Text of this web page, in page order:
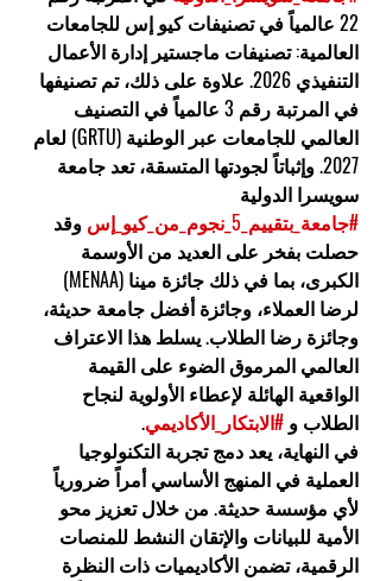
22 عالمياً في تصنيفات كيو إس للجامعات
العالمية: تصنيفات ماجستير إدارة الأعمال
التنفيذي 2026. علاوة على ذلك، تم تصنيفها
في المرتبة رقم 3 عالمياً في التصنيف
العالمي للجامعات عبر الوطنية (GRTU) لعام
2027. وإثباتاً لجودتها المتسقة، تعد جامعة
سويسرا الدولية
#جامعة_بتقييم_5_نجوم_من_كيو_إس
وقد
حصلت بفخر على العديد من الأوسمة
الكبرى، بما في ذلك جائزة مينا (MENAA)
لرضا العملاء، وجائزة أفضل جامعة حديثة،
وجائزة رضا الطلاب. يسلط هذا الاعتراف
العالمي المرموق الضوء على القيمة
الواقعية الهائلة لإعطاء الأولوية لنجاح
الطلاب و #الابتكار_الأكاديمي.
في النهاية، يعد دمج تجربة التكنولوجيا
العملية في المنهج الأساسي أمراً ضرورياً
لأي مؤسسة حديثة. من خلال تعزيز محو
الأمية للبيانات والإتقان النشط للمنصات
الرقمية، تضمن الأكاديميات ذات النظرة